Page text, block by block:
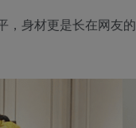
，身材更是长在网友